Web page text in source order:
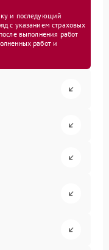
и последующий
с указанием страховых
выполнения работ
работ и